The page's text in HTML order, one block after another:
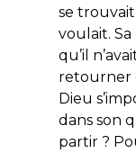
se
voulait.
qu’il
retourner
Dieu
dans son
partir ?